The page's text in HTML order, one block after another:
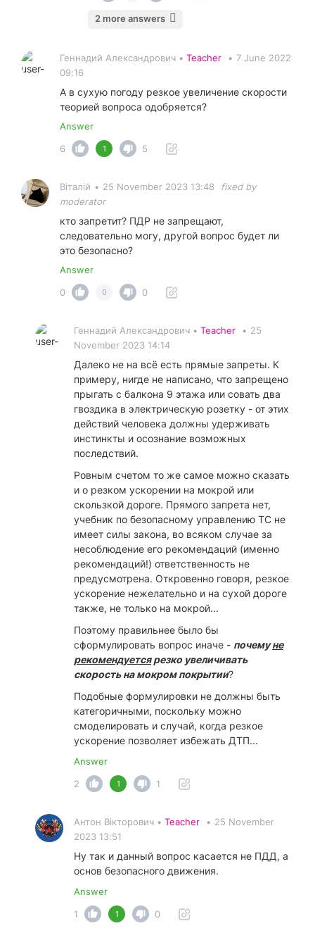
2 more answers
Геннадий Александрович • Teacher • 7 June 2022
09:16
А в сухую погоду резкое увеличение скорости
теорией вопроса одобряется?
Answer
6
1 5
Віталій • 25 November 2023 13:48
fixed by
moderator
кто запретит? ПДР не запрещают,
следовательно могу, другой вопрос будет ли
это безопасно?
Answer
0
0 0
Геннадий Александрович • Teacher • 25
November 2023 14:14
Далеко не на всё есть прямые запреты. К
примеру, нигде не написано, что запрещено
прыгать с балкона 9 этажа или совать два
гвоздика в электрическую розетку - от этих
действий человека должны удерживать
инстинкты и осознание возможных
последствий.
Ровным счетом то же самое можно сказать
и о резком ускорении на мокрой или
скользкой дороге. Прямого запрета нет,
учебник по безопасному управлению ТС не
имеет силы закона, во всяком случае за
несоблюдение его рекомендаций (именно
рекомендаций!) ответственность не
предусмотрена. Откровенно говоря, резкое
ускорение нежелательно и на сухой дороге
также, не только на мокрой...
Поэтому правильнее было бы
сформулировать вопрос иначе - почемуне
рекомендуетсярезко увеличивать
скорость на мокром покрытии?
Подобные формулировки не должны быть
категоричными, поскольку можно
смоделировать и случай, когда резкое
ускорение позволяет избежать ДТП...
Answer
2
1 1
Антон Вікторович • Teacher • 25 November
2023 13:51
Ну так и данный вопрос касается не ПДД, а
основ безопасного движения.
Answer
1
1 0